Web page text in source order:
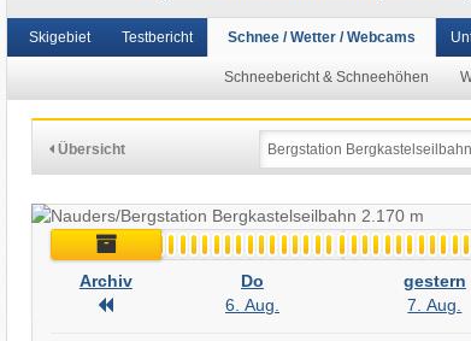
Skigebiet Testbericht Schnee / Wetter / Webcams
Schneebericht & Schneehöhen
Übersicht
Archiv
Archiv
Archiv
Do
6. Aug.
gestern
7. Aug.